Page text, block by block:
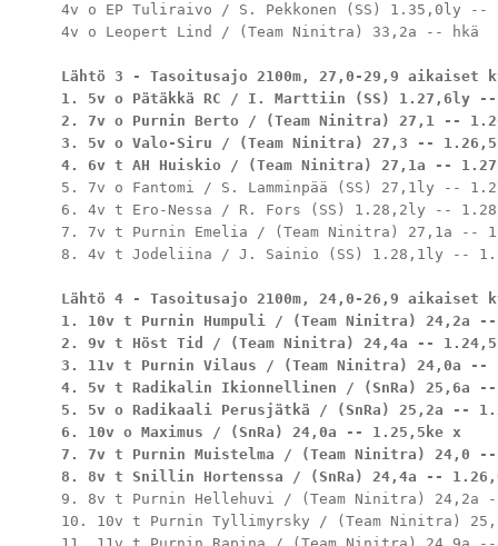
4v o EP Tuliraivo / S. Pekkonen (SS) 1.35,0ly --
4v o Leopert Lind / (Team Ninitra) 33,2a -- hkä
Lähtö 3 - Tasoitusajo 2100m, 27,0-29,9 aikaiset
1. 5v o Pätäkkä RC / I. Marttiin (SS) 1.27,6ly --
2. 7v o Purnin Berto / (Team Ninitra) 27,1 --
3. 5v o Valo-Siru / (Team Ninitra) 27,3 --
4. 6v t AH Huiskio / (Team Ninitra) 27,1a --
5. 7v o Fantomi / S. Lamminpää (SS) 27,1ly --
6. 4v t Ero-Nessa / R. Fors (SS) 1.28,2ly --
7. 7v t Purnin Emelia / (Team Ninitra) 27,1a --
8. 4v t Jodeliina / J. Sainio (SS) 1.28,1ly --
Lähtö 4 - Tasoitusajo 2100m, 24,0-26,9 aikaiset
1. 10v t Purnin Humpuli / (Team Ninitra) 24,2a
2. 9v t Höst Tid / (Team Ninitra) 24,4a --
3. 11v t Purnin Vilaus / (Team Ninitra) 24,0a --
4. 5v t Radikalin Ikionnellinen / (SnRa) 25,6a --
5. 5v o Radikaali Perusjätkä / (SnRa) 25,2a --
6. 10v o Maximus / (SnRa) 24,0a -- 1.25,5ke x
7. 7v t Purnin Muistelma / (Team Ninitra) 24,0 --
8. 8v t Snillin Hortenssa / (SnRa) 24,4a --
9. 8v t Purnin Hellehuvi / (Team Ninitra) 24,2a
10. 10v t Purnin Tyllimyrsky / (Team Ninitra)